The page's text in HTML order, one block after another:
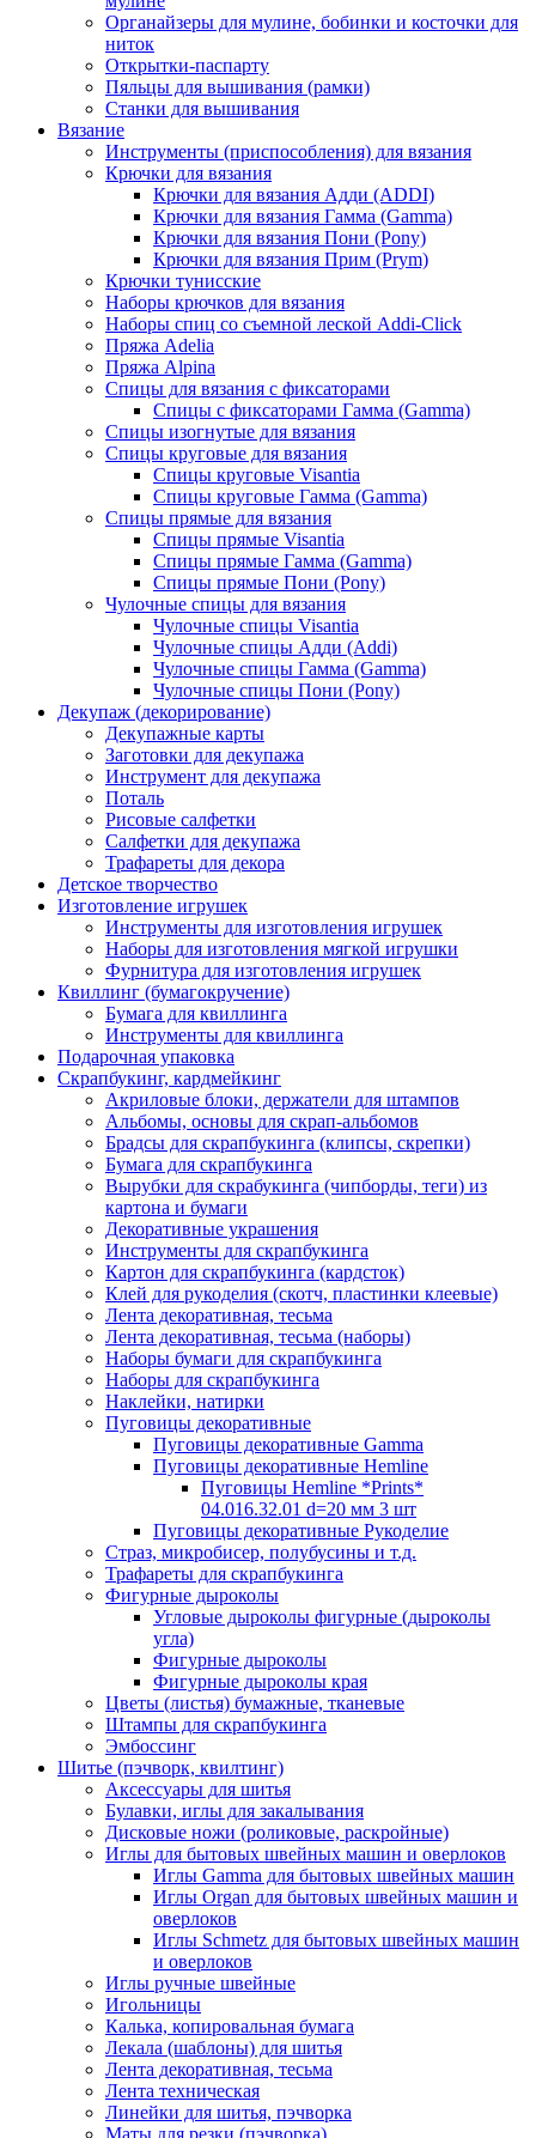
Органайзеры для мулине, бобинки и косточки для
ниток
Открытки-паспарту
Пяльцы для вышивания (рамки)
Станки для вышивания
Вязание
Инструменты (приспособления) для вязания
Крючки для вязания
Крючки для вязания Адди (ADDI)
Крючки для вязания Гамма (Gamma)
Крючки для вязания Пони (Pony)
Крючки для вязания Прим (Prym)
Крючки тунисские
Наборы крючков для вязания
Наборы спиц со съемной леской Addi-Click
Пряжа Adelia
Пряжа Alpina
Спицы для вязания с фиксаторами
Спицы с фиксаторами Гамма (Gamma)
Спицы изогнутые для вязания
Спицы круговые для вязания
Спицы круговые Visantia
Спицы круговые Гамма (Gamma)
Спицы прямые для вязания
Спицы прямые Visantia
Спицы прямые Гамма (Gamma)
Спицы прямые Пони (Pony)
Чулочные спицы для вязания
Чулочные спицы Visantia
Чулочные спицы Адди (Addi)
Чулочные спицы Гамма (Gamma)
Чулочные спицы Пони (Pony)
Декупаж (декорирование)
Декупажные карты
Заготовки для декупажа
Инструмент для декупажа
Поталь
Рисовые салфетки
Салфетки для декупажа
Трафареты для декора
Детское творчество
Изготовление игрушек
Инструменты для изготовления игрушек
Наборы для изготовления мягкой игрушки
Фурнитура для изготовления игрушек
Квиллинг (бумагокручение)
Бумага для квиллинга
Инструменты для квиллинга
Подарочная упаковка
Скрапбукинг, кардмейкинг
Акриловые блоки, держатели для штампов
Альбомы, основы для скрап-альбомов
Брадсы для скрапбукинга (клипсы, скрепки)
Бумага для скрапбукинга
Вырубки для скрабукинга (чипборды, теги) из
картона и бумаги
Декоративные украшения
Инструменты для скрапбукинга
Картон для скрапбукинга (кардсток)
Клей для рукоделия (скотч, пластинки клеевые)
Лента декоративная, тесьма
Лента декоративная, тесьма (наборы)
Наборы бумаги для скрапбукинга
Наборы для скрапбукинга
Наклейки, натирки
Пуговицы декоративные
Пуговицы декоративные Gamma
Пуговицы декоративные Hemline
Пуговицы Hemline *Prints*
04.016.32.01 d=20 мм 3 шт
Пуговицы декоративные Рукоделие
Страз, микробисер, полубусины и т.д.
Трафареты для скрапбукинга
Фигурные дыроколы
Угловые дыроколы фигурные (дыроколы
угла)
Фигурные дыроколы
Фигурные дыроколы края
Цветы (листья) бумажные, тканевые
Штампы для скрапбукинга
Эмбоссинг
Шитье (пэчворк, квилтинг)
Аксессуары для шитья
Булавки, иглы для закалывания
Дисковые ножи (роликовые, раскройные)
Иглы для бытовых швейных машин и оверлоков
Иглы Gamma для бытовых швейных машин
Иглы Organ для бытовых швейных машин и
оверлоков
Иглы Schmetz для бытовых швейных машин
и оверлоков
Иглы ручные швейные
Игольницы
Калька, копировальная бумага
Лекала (шаблоны) для шитья
Лента декоративная, тесьма
Лента техническая
Линейки для шитья, пэчворка
Маты для резки (пэчворка)